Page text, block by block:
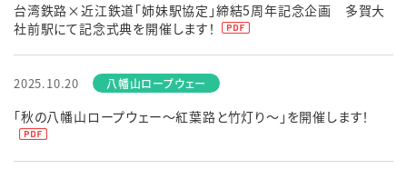
台湾鉄路×近江鉄道「姉妹駅協定」締結5周年記念企画 多賀大
社前駅にて記念式典を開催します！
2025.10.20
「秋の八幡山ロープウェー～紅葉路と竹灯り～」を開催します！